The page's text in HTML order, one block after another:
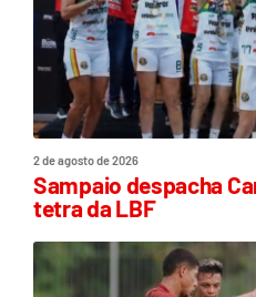
2 de agosto de 2026
Sampaio despacha
tetra da LBF